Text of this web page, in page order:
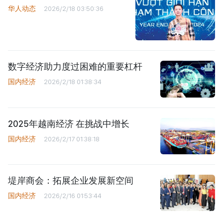
华人动态 2026/2/18 03:50:36
数字经济助力度过困难的重要杠杆
国内经济 2026/2/18 01:38:34
2025年越南经济 在挑战中增长
国内经济 2026/2/17 01:38:18
堤岸商会：拓展企业发展新空间
国内经济 2026/2/16 01:53:44